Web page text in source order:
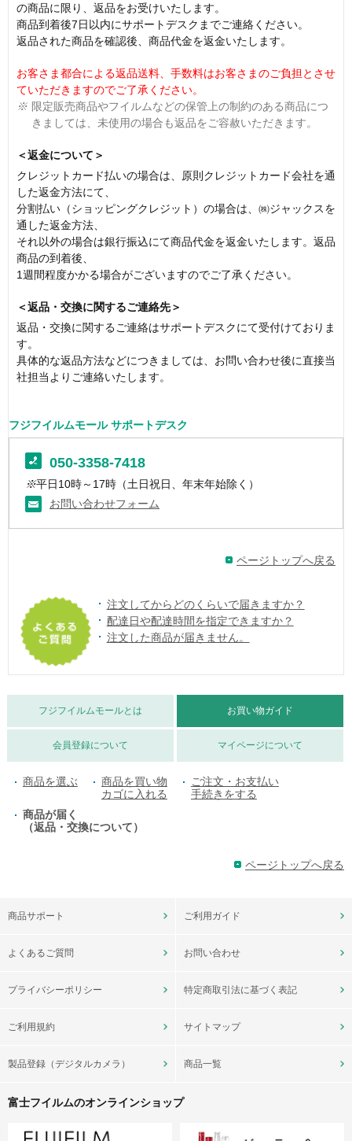
の商品に限り、返品をお受けいたします。
商品到着後7日以内にサポートデスクまでご連絡ください。
返品された商品を確認後、商品代金を返金いたします。
お客さま都合による返品送料、手数料はお客さまのご負担とさせ
ていただきますのでご了承ください。
※ 限定販売商品やフイルムなどの保管上の制約のある商品につ
きましては、未使用の場合も返品をご容赦いただきます。
＜返金について＞
クレジットカード払いの場合は、原則クレジットカード会社を通
した返金方法にて、
分割払い（ショッピングクレジット）の場合は、㈱ジャックスを
通した返金方法、
それ以外の場合は銀行振込にて商品代金を返金いたします。返品
商品の到着後、
1週間程度かかる場合がございますのでご了承ください。
＜返品・交換に関するご連絡先＞
返品・交換に関するご連絡はサポートデスクにて受付けておりま
す。
具体的な返品方法などにつきましては、お問い合わせ後に直接当
社担当よりご連絡いたします。
フジフイルムモール サポートデスク
050-3358-7418
※平日10時～17時（土日祝日、年末年始除く）
お問い合わせフォーム
ページトップへ戻る
注文してからどのくらいで届きますか？
配達日や配達時間を指定できますか？
注文した商品が届きません。
フジフイルムモールとは お買い物ガイド
会員登録について マイページについて
商品を選ぶ
商品を買い物
カゴに入れる
ご注文・お支払い
手続きをする
商品が届く
（返品・交換について）
ページトップへ戻る
商品サポート ご利用ガイド
よくあるご質問 お問い合わせ
プライバシーポリシー 特定商取引法に基づく表記
ご利用規約 サイトマップ
製品登録（デジタルカメラ） 商品一覧
富士フイルムのオンラインショップ